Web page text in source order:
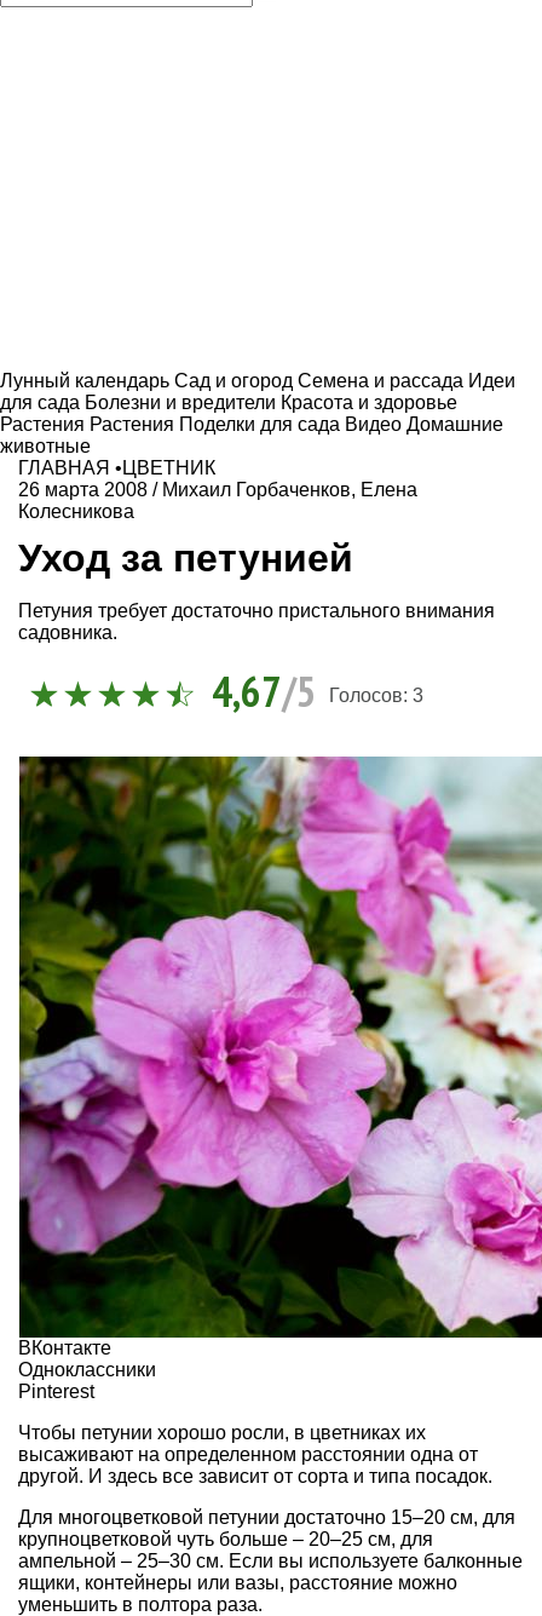
Лунный календарь Сад и огород Семена и рассада Идеи
для сада Болезни и вредители Красота и здоровье
Растения Растения Поделки для сада Видео Домашние
животные
ГЛАВНАЯ • ЦВЕТНИК
26 марта 2008 / Михаил Горбаченков, Елена
Колесникова
Уход за петунией
Петуния требует достаточно пристального внимания
садовника.
4,67/5 Голосов: 3
ВКонтакте
Одноклассники
Pinterest
Чтобы петунии хорошо росли, в цветниках их
высаживают на определенном расстоянии одна от
другой. И здесь все зависит от сорта и типа посадок.
Для многоцветковой петунии достаточно 15–20 см, для
крупноцветковой чуть больше – 20–25 см, для
ампельной – 25–30 см. Если вы используете балконные
ящики, контейнеры или вазы, расстояние можно
уменьшить в полтора раза.